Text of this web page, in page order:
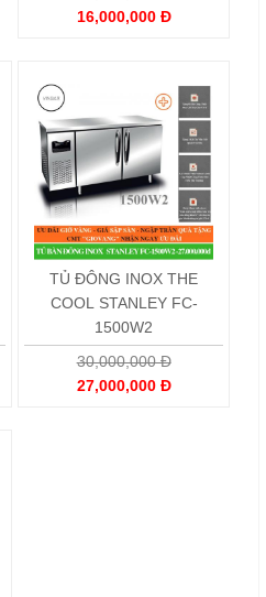
16,000,000 Đ
TỦ ĐÔNG INOX THE
COOL STANLEY FC-
1500W2
30,000,000 Đ
27,000,000 Đ